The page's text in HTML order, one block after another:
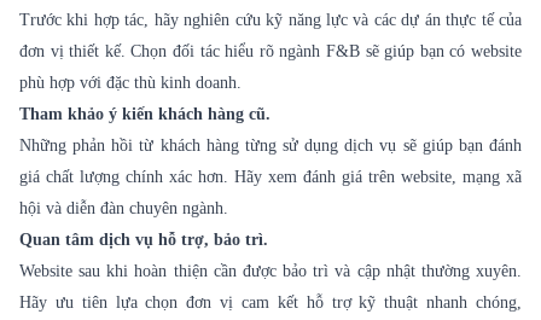
Trước khi hợp tác, hãy nghiên cứu kỹ năng lực và các dự án thực tế của
đơn vị thiết kế. Chọn đối tác hiểu rõ ngành F&B sẽ giúp bạn có website
phù hợp với đặc thù kinh doanh.
Tham khảo ý kiến khách hàng cũ.
Những phản hồi từ khách hàng từng sử dụng dịch vụ sẽ giúp bạn đánh
giá chất lượng chính xác hơn. Hãy xem đánh giá trên website, mạng xã
hội và diễn đàn chuyên ngành.
Quan tâm dịch vụ hỗ trợ, bảo trì.
Website sau khi hoàn thiện cần được bảo trì và cập nhật thường xuyên.
Hãy ưu tiên lựa chọn đơn vị cam kết hỗ trợ kỹ thuật nhanh chóng,